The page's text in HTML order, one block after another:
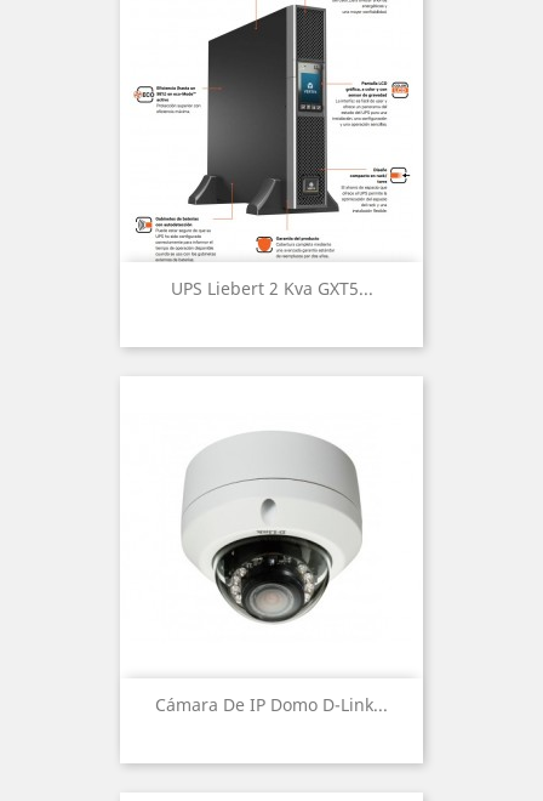
UPS Liebert 2 Kva GXT5...
Cámara De IP Domo D-Link...